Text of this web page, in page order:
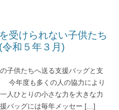
受けられない子供たち
和５年３月)
供たちへ送る支援バッグと支
今年度も多くの人の協力により
人ひとりの小さな力を大きな力
バッグには毎年メッセー […]